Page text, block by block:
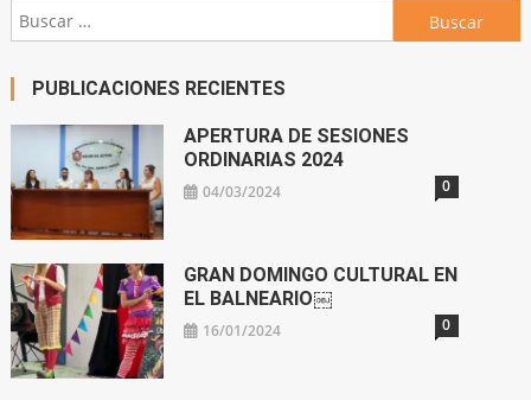
Buscar:
PUBLICACIONES RECIENTES
APERTURA DE SESIONES
ORDINARIAS 2024
04/03/2024 0
GRAN DOMINGO CULTURAL EN
EL BALNEARIO￼
16/01/2024 0